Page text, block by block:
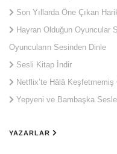
Son Yıllarda Öne Çıkan
Hayran Olduğun Oyuncular
Oyuncuların Sesinden Dinle
Sesli Kitap İndir
Netflix’te Hâlâ
Yepyeni ve Bambaşka
YAZARLAR